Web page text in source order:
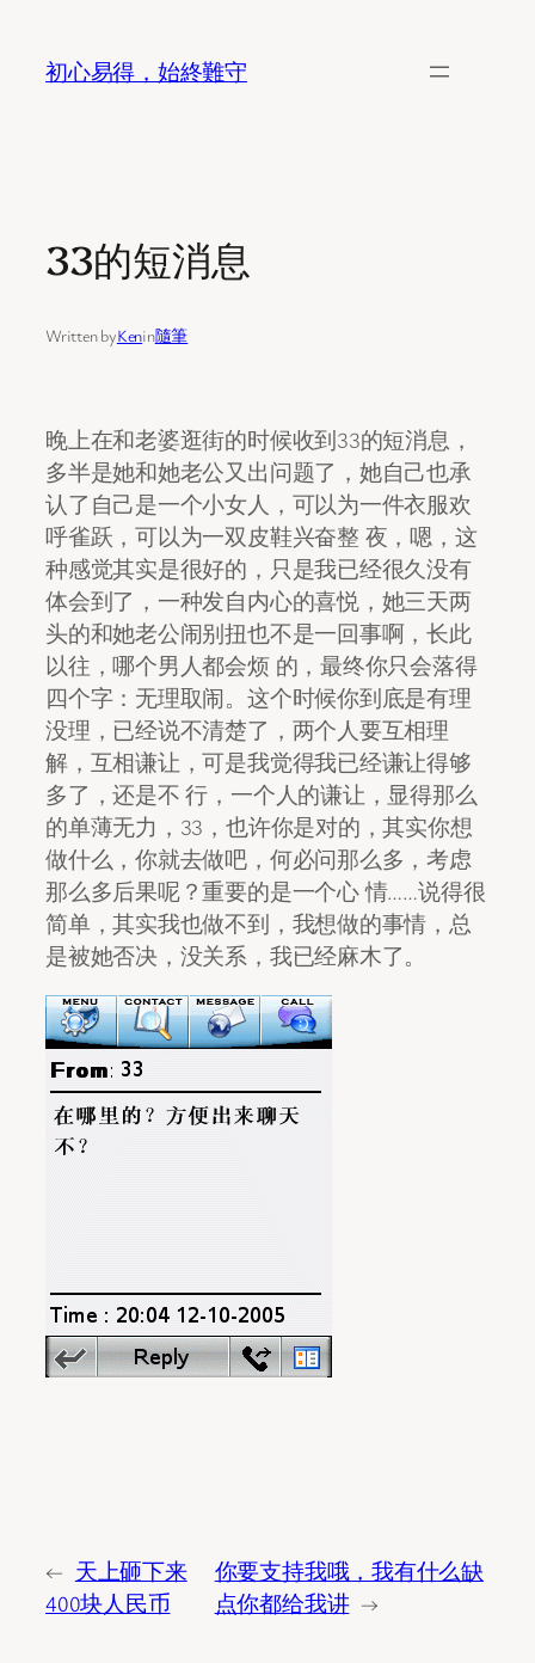
content
初心易得，始終難守
33的短消息
Written byKenin隨筆
晚上在和老婆逛街的时候收到33的短消息，
多半是她和她老公又出问题了，她自己也承
认了自己是一个小女人，可以为一件衣服欢
呼雀跃，可以为一双皮鞋兴奋整 夜，嗯，这
种感觉其实是很好的，只是我已经很久没有
体会到了，一种发自内心的喜悦，她三天两
头的和她老公闹别扭也不是一回事啊，长此
以往，哪个男人都会烦 的，最终你只会落得
四个字：无理取闹。这个时候你到底是有理
没理，已经说不清楚了，两个人要互相理
解，互相谦让，可是我觉得我已经谦让得够
多了，还是不 行，一个人的谦让，显得那么
的单薄无力，33，也许你是对的，其实你想
做什么，你就去做吧，何必问那么多，考虑
那么多后果呢？重要的是一个心 情……说得很
简单，其实我也做不到，我想做的事情，总
是被她否决，没关系，我已经麻木了。
← 天上砸下来
400块人民币
你要支持我哦，我有什么缺
点你都给我讲 →